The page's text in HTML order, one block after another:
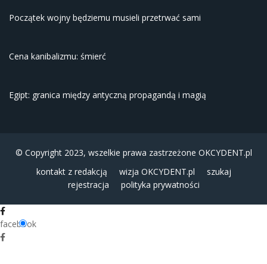
Początek wojny będziemu musieli przetrwać sami
Cena kanibalizmu: śmierć
Egipt: granica między antyczną propagandą i magią
© Copyright 2023, wszelkie prawa zastrzeżone OKCYDENT.pl
kontakt z redakcją
wizja OKCYDENT.pl
szukaj
rejestracja
polityka prywatności
facebook